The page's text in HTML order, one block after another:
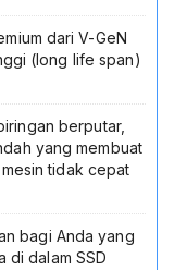
dari V-GeN
(long life span)
berputar,
yang membuat
tidak cepat
bagi Anda yang
di dalam SSD